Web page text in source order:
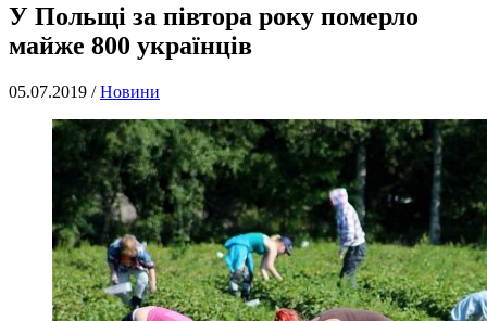
У Польщі за півтора року померло
майже 800 українців
05.07.2019 /Новини